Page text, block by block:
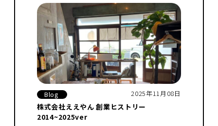
Blog 2025年11月08日
株式会社ええやん 創業ヒストリー
2014~2025ver